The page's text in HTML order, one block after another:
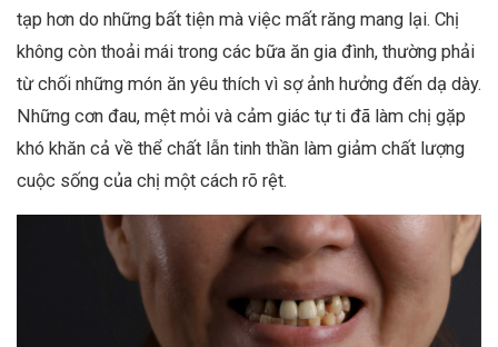
tạp hơn do những bất tiện mà việc mất răng mang lại. Chị
không còn thoải mái trong các bữa ăn gia đình, thường phải
từ chối những món ăn yêu thích vì sợ ảnh hưởng đến dạ dày.
Những cơn đau, mệt mỏi và cảm giác tự ti đã làm chị gặp
khó khăn cả về thể chất lẫn tinh thần làm giảm chất lượng
cuộc sống của chị một cách rõ rệt.